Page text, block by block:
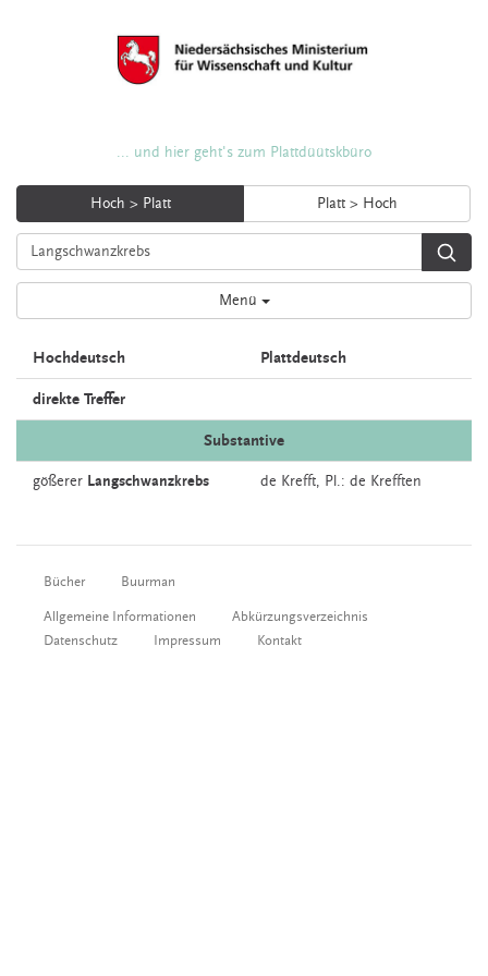
... und hier geht's zum Plattdüütskbüro
Hoch > Platt Platt > Hoch
Menü
Hochdeutsch Plattdeutsch
direkte Treffer
Substantive
gößerer Langschwanzkrebs de Krefft, Pl.: de Krefften
Bücher Buurman
Allgemeine Informationen
Abkürzungsverzeichnis
Datenschutz
Impressum Kontakt